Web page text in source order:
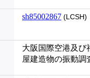
sh85002867 (LCSH)
大阪国際空港及び
屋建造物の振動調